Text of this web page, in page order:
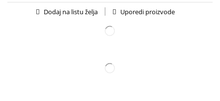
Dodaj na listu želja Uporedi proizvode